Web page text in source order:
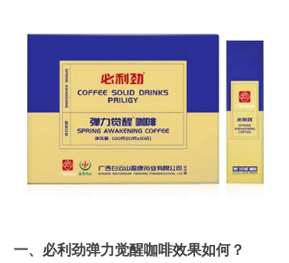
一、必利劲弹力觉醒咖啡效果如何？